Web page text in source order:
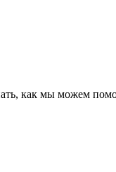
как мы можем